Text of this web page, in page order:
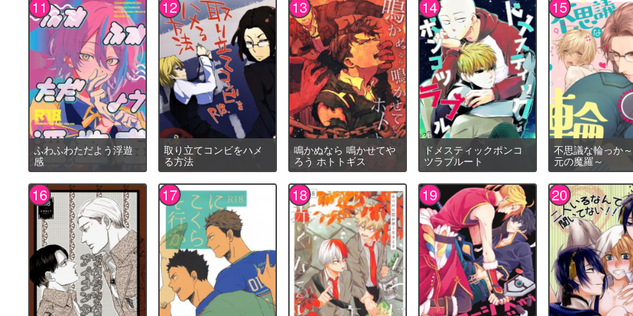
ふわふわただよう浮遊
感
取り立てコンビをハメ
る方法
鳴かぬなら 鳴かせてや
ろう ホトトギス
ドメスティックポンコ
ツラブルート
不思議な輪っか
元の魔羅～